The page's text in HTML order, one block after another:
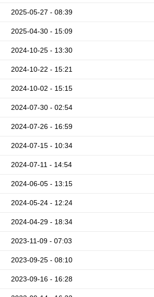
2025-05-27 - 08:39
2025-04-30 - 15:09
2024-10-25 - 13:30
2024-10-22 - 15:21
2024-10-02 - 15:15
2024-07-30 - 02:54
2024-07-26 - 16:59
2024-07-15 - 10:34
2024-07-11 - 14:54
2024-06-05 - 13:15
2024-05-24 - 12:24
2024-04-29 - 18:34
2023-11-09 - 07:03
2023-09-25 - 08:10
2023-09-16 - 16:28